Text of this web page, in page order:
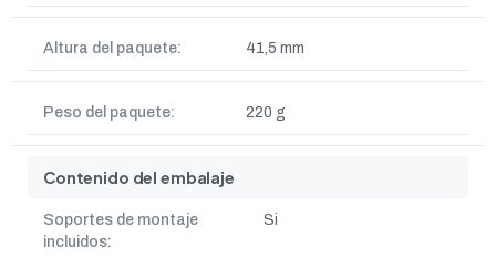
Altura del paquete: 41,5 mm
Peso del paquete: 220 g
Contenido del embalaje
Soportes de montaje
incluidos:
Si